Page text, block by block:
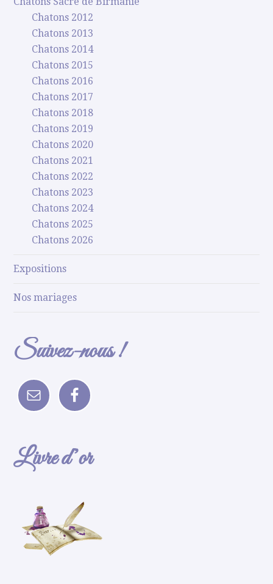
Chatons 2012
Chatons 2013
Chatons 2014
Chatons 2015
Chatons 2016
Chatons 2017
Chatons 2018
Chatons 2019
Chatons 2020
Chatons 2021
Chatons 2022
Chatons 2023
Chatons 2024
Chatons 2025
Chatons 2026
Expositions
Nos mariages
Suivez-nous !
Livre d’or